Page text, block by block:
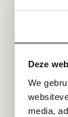
Deze
We
media,